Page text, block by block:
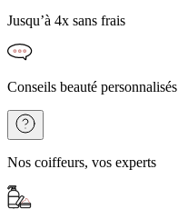
Jusqu’à 4x sans frais
Conseils beauté personnalisés
Nos coiffeurs, vos experts